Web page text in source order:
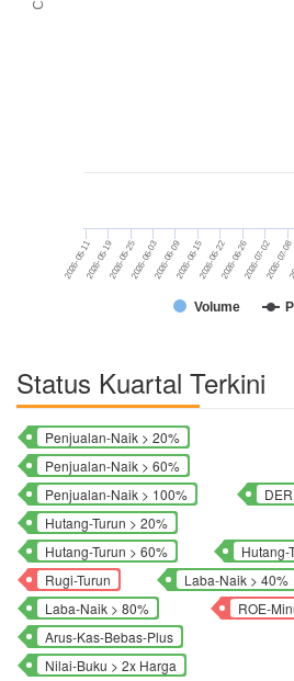
Volume
2026-05-11 2026-06-03 2026-06-22 2026-07-08
2026-05-192026-05-25 2026-06-092026-06-15 2026-06-262026-07-02
Status Kuartal Terkini
Penjualan-Naik > 20%
Penjualan-Naik > 60%
Penjualan-Naik > 100%
Hutang-Turun > 20%
Hutang-Turun > 60%
Hutang-
Rugi-Turun
Laba-Naik > 40%
Laba-Naik > 80%
ROE-
Arus-Kas-Bebas-Plus
Nilai-Buku > 2x Harga